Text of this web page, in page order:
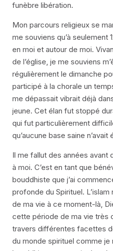
funèbre libération.
Mon parcours religieux se
me souviens qu’à seulement
en moi et autour de moi.
de l’église, je me souviens
régulièrement le dimanche
participé à la chorale un
me dépassait vibrait déjà
jeune. Cet élan fut stoppé
qui fut particulièrement
qu’aucune base saine
Il me fallut des années avant
à moi. C’est en tant que
bouddhiste que j’ai
profonde du Spirituel.
de ma vie à ce moment-là,
cette période de ma vie très
travers différentes facettes
du monde spirituel comme je